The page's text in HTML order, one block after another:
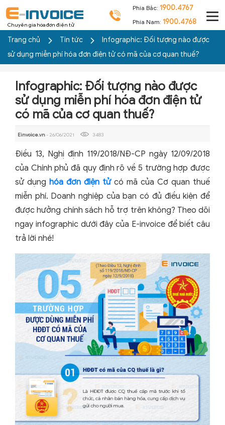
Chuyên gia hóa đơn điện tử
Phía Bắc: 1900.4767
Phía Nam: 1900.4768
Trang chủ Tin tức
Infographic: Đối tượng nào được
sử dụng miễn phí hóa đơn điện tử có mã của cơ quan thuế?
Infographic: Đối tượng nào được
sử dụng miễn phí hóa đơn điện tử
có mã của cơ quan thuế?
Einvoice.vn- 26/06/2021 3483
Điều 13, Nghị định 119/2018/NĐ-CP ngày 12/09/2018
của Chính phủ đã quy định rõ về 5 trường hợp được
sử dụng hóa đơn điện tửcó mã của Cơ quan thuế
miễn phí. Doanh nghiệp của bạn có đủ điều kiện để
được hưởng chính sách hỗ trợ trên không? Theo dõi
ngay infographic dưới đây của E-invoice để biết câu
trả lời nhé!